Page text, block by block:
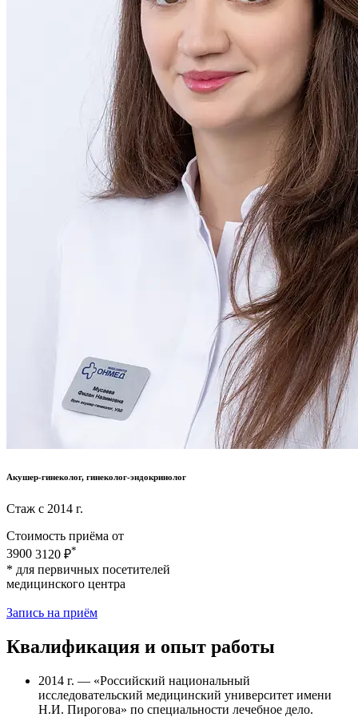
Акушер-гинеколог, гинеколог-эндокринолог
Стаж с 2014 г.
Стоимость приёма от
3900 3120 ₽*
* для первичных посетителей
медицинского центра
Запись на приём
Квалификация и опыт работы
2014 г. — «Российский национальный
исследовательский медицинский университет имени
Н.И. Пирогова» по специальности лечебное дело.